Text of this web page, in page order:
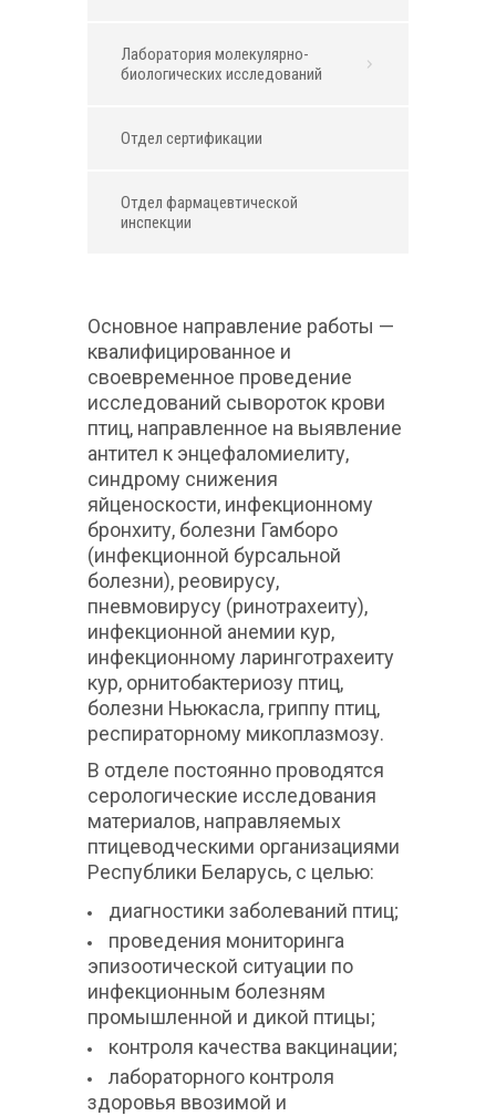
Лаборатория молекулярно-
биологических исследований
Отдел сертификации
Отдел фармацевтической
инспекции
Основное направление работы —
квалифицированное и
своевременное проведение
исследований сывороток крови
птиц, направленное на выявление
антител к энцефаломиелиту,
синдрому снижения
яйценоскости, инфекционному
бронхиту, болезни Гамборо
(инфекционной бурсальной
болезни), реовирусу,
пневмовирусу (ринотрахеиту),
инфекционной анемии кур,
инфекционному ларинготрахеиту
кур, орнитобактериозу птиц,
болезни Ньюкасла, гриппу птиц,
респираторному микоплазмозу.
В отделе постоянно проводятся
серологические исследования
материалов, направляемых
птицеводческими организациями
Республики Беларусь, с целью:
диагностики заболеваний птиц;
проведения мониторинга
эпизоотической ситуации по
инфекционным болезням
промышленной и дикой птицы;
контроля качества вакцинации;
лабораторного контроля
здоровья ввозимой и